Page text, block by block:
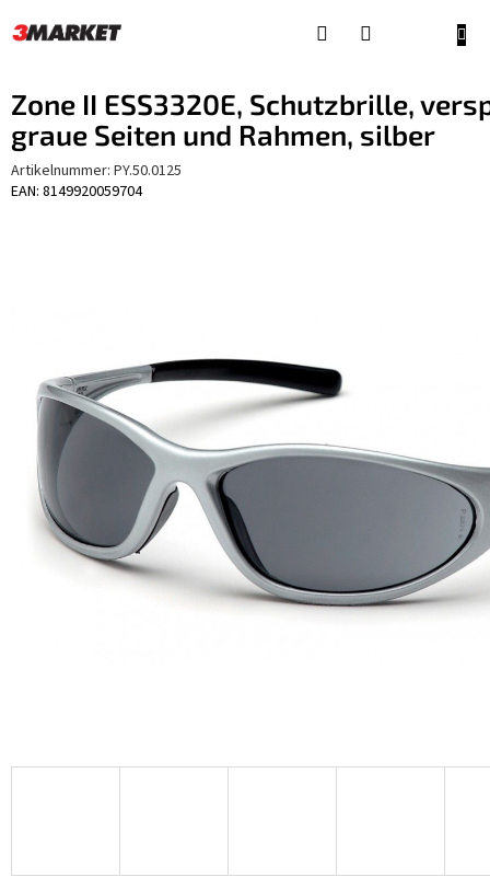
Inhalt
Zone II ESS3320E, Schutzbrille,
graue Seiten und Rahmen, silber
Artikelnummer: PY.50.0125
EAN: 8149920059704